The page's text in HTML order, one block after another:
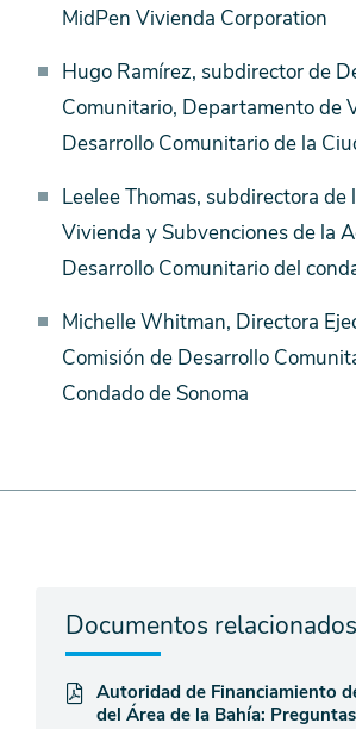
MidPen Vivienda Corporation
Hugo Ramírez, subdirector de
Comunitario, Departamento de
Desarrollo Comunitario de la
Leelee Thomas, subdirectora de
Vivienda y Subvenciones de la
Desarrollo Comunitario del
Michelle Whitman, Directora
Comisión de Desarrollo
Condado de Sonoma
Documentos relacionados
Autoridad de Financiamiento
del Área de la Bahía: